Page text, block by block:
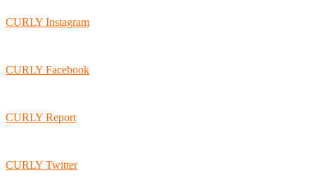
CURLY Instagram
CURLY Facebook
CURLY Report
CURLY Twitter